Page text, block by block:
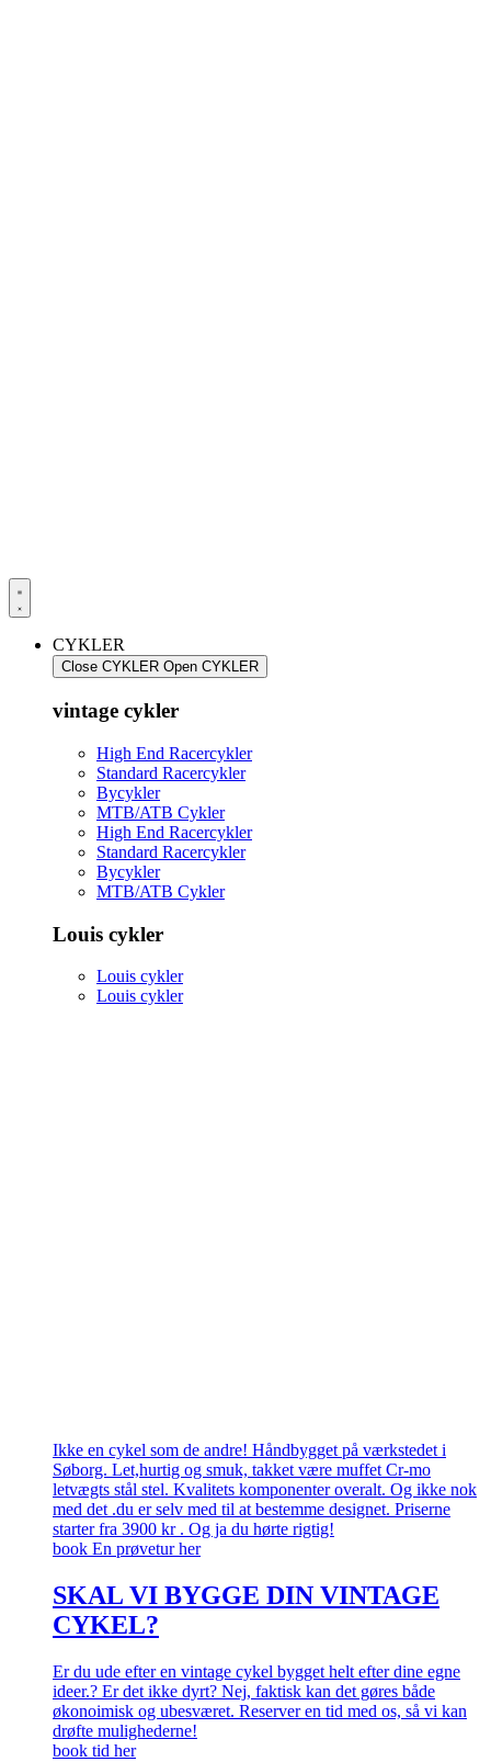
CYKLER
Close CYKLER Open CYKLER
vintage cykler
High End Racercykler
Standard Racercykler
Bycykler
MTB/ATB Cykler
High End Racercykler
Standard Racercykler
Bycykler
MTB/ATB Cykler
Louis cykler
Louis cykler
Louis cykler
Ikke en cykel som de andre! Håndbygget på værkstedet i
Søborg. Let,hurtig og smuk, takket være muffet Cr-mo
letvægts stål stel. Kvalitets komponenter overalt. Og ikke nok
med det .du er selv med til at bestemme designet. Priserne
starter fra 3900 kr . Og ja du hørte rigtig!
book En prøvetur her
SKAL VI BYGGE DIN VINTAGE
CYKEL?
Er du ude efter en vintage cykel bygget helt efter dine egne
ideer.? Er det ikke dyrt? Nej, faktisk kan det gøres både
økonoimisk og ubesværet. Reserver en tid med os, så vi kan
drøfte mulighederne!
book tid her